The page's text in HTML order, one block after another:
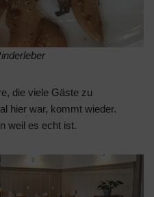
die viele Gäste zu
hier war, kommt wieder.
weil es echt ist.